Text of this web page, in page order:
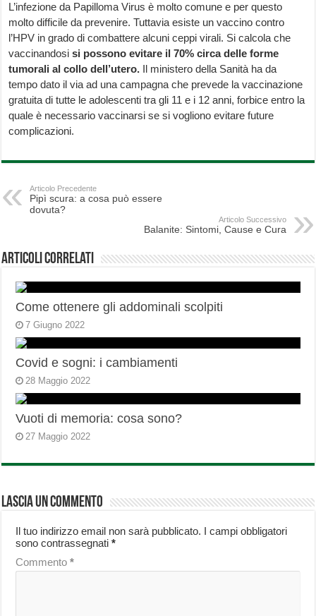
L’infezione da Papilloma Virus è molto comune e per questo
molto difficile da prevenire. Tuttavia esiste un vaccino contro
l’HPV in grado di combattere alcuni ceppi virali. Si calcola che
vaccinandosi si possono evitare il 70% circa delle forme
tumorali al collo dell’utero. Il ministero della Sanità ha da
tempo dato il via ad una campagna che prevede la vaccinazione
gratuita di tutte le adolescenti tra gli 11 e i 12 anni, forbice entro la
quale è necessario vaccinarsi se si vogliono evitare future
complicazioni.
Articolo Precedente
Pipì scura: a cosa può essere
dovuta?
Articolo Successivo
Balanite: Sintomi, Cause e Cura
Articoli correlati
Come ottenere gli addominali scolpiti
7 Giugno 2022
Covid e sogni: i cambiamenti
28 Maggio 2022
Vuoti di memoria: cosa sono?
27 Maggio 2022
Lascia un commento
Il tuo indirizzo email non sarà pubblicato. I campi obbligatori
sono contrassegnati*
Commento*